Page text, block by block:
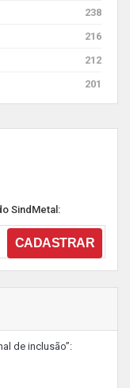
238
216
212
201
SindMetal:
de inclusão”: